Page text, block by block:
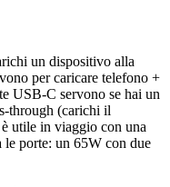
un dispositivo alla
per caricare telefono +
USB-C servono se hai un
through (carichi il
utile in viaggio con una
le porte: un 65W con due